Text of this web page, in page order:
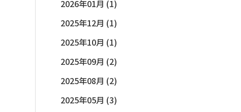
2026年01月 (1)
2025年12月 (1)
2025年10月 (1)
2025年09月 (2)
2025年08月 (2)
2025年05月 (3)